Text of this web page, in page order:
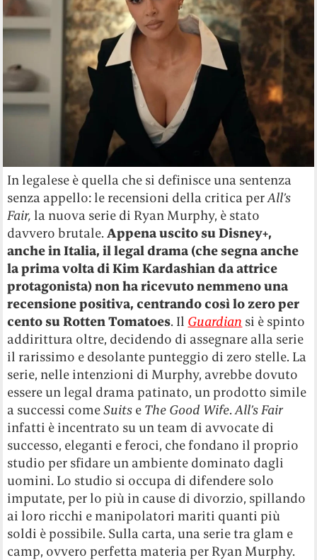
In legalese è quella che si definisce una sentenza
senza appello: le recensioni della critica perAll’s
Fair, la nuova serie di Ryan Murphy, è stato
davvero brutale.Appena uscito su Disney+,
anche in Italia, il legal drama (che segna anche
la prima volta di Kim Kardashian da attrice
protagonista) non ha ricevuto nemmeno una
recensione positiva, centrando così lo zero per
cento su Rotten Tomatoes. Il Guardian si è spinto
addirittura oltre, decidendo di assegnare alla serie
il rarissimo e desolante punteggio di zero stelle. La
serie, nelle intenzioni di Murphy, avrebbe dovuto
essere un legal drama patinato, un prodotto simile
a successi comeSuits e The Good Wife.All’s Fair
infatti è incentrato su un team di avvocate di
successo, eleganti e feroci, che fondano il proprio
studio per sfidare un ambiente dominato dagli
uomini. Lo studio si occupa di difendere solo
imputate, per lo più in cause di divorzio, spillando
ai loro ricchi e manipolatori mariti quanti più
soldi è possibile. Sulla carta, una serie tra glam e
camp, ovvero perfetta materia per Ryan Murphy.